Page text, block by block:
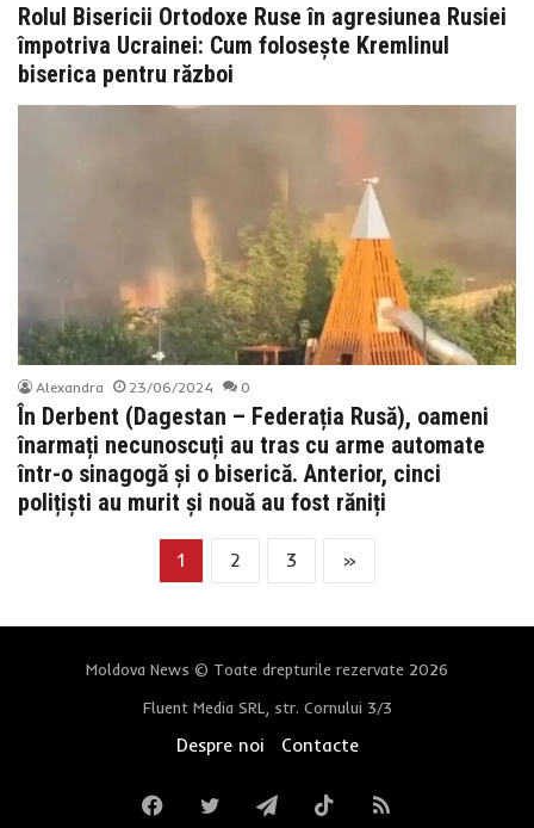
Rolul Bisericii Ortodoxe Ruse în agresiunea Rusiei
împotriva Ucrainei: Cum folosește Kremlinul
biserica pentru război
Alexandra 23/06/2024 0
În Derbent (Dagestan – Federația Rusă), oameni
înarmați necunoscuți au tras cu arme automate
într-o sinagogă și o biserică. Anterior, cinci
polițiști au murit și nouă au fost răniți
1 2 3 »
Moldova News © Toate drepturile rezervate 2026
Fluent Media SRL, str. Cornului 3/3
Despre noi Contacte
FacebookTwitterTelegramTikTokRSS